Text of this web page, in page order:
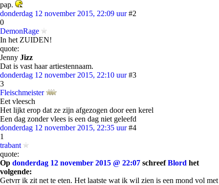
pap.
donderdag 12 november 2015, 22:09 uur #2
0
DemonRage
In het ZUIDEN!
quote:
Jenny Jizz
Dat is vast haar artiestennaam.
donderdag 12 november 2015, 22:10 uur #3
3
Fleischmeister
Eet vleesch
Het lijkt erop dat ze zijn afgezogen door een kerel
Een dag zonder vlees is een dag niet geleefd
donderdag 12 november 2015, 22:35 uur #4
1
trabant
quote:
Op donderdag 12 november 2015 @ 22:07 schreefBlord het
volgende:
Getvrr ik zit net te eten. Het laatste wat ik wil zien is een mond vol met